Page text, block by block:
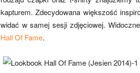
kapturem. Zdecydowana większość
widać w samej sesji zdjęciowej.
Hall Of Fame.